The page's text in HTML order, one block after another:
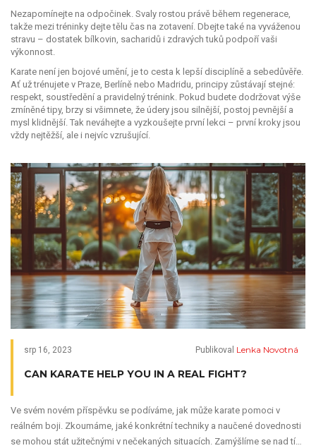
Nezapomínejte na odpočinek. Svaly rostou právě během regenerace,
takže mezi tréninky dejte tělu čas na zotavení. Dbejte také na vyváženou
stravu – dostatek bílkovin, sacharidů i zdravých tuků podpoří vaši
výkonnost.
Karate není jen bojové umění, je to cesta k lepší disciplíně a sebedůvěře.
Ať už trénujete v Praze, Berlíně nebo Madridu, principy zůstávají stejné:
respekt, soustředění a pravidelný trénink. Pokud budete dodržovat výše
zmíněné tipy, brzy si všimnete, že údery jsou silnější, postoj pevnější a
mysl klidnější. Tak neváhejte a vyzkoušejte první lekci – první kroky jsou
vždy nejtěžší, ale i nejvíc vzrušující.
srp 16, 2023 Publikoval Lenka Novotná
CAN KARATE HELP YOU IN A REAL FIGHT?
Ve svém novém příspěvku se podíváme, jak může karate pomoci v
reálném boji. Zkoumáme, jaké konkrétní techniky a naučené dovednosti
se mohou stát užitečnými v nečekaných situacích. Zamýšlíme se nad tím,